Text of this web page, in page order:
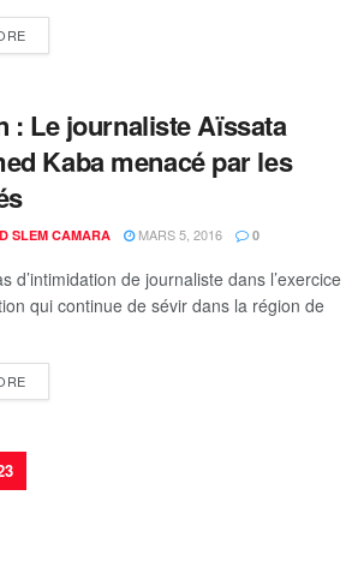
: Le journaliste Aïssata
Kaba menacé par les
SLEM CAMARA MARS 5, 2016 0
d’intimidation de journaliste dans l’exercice
qui continue de sévir dans la région de